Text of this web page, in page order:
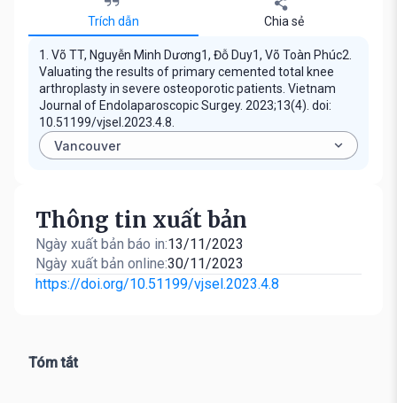
Trích dẫn Chia sẻ
1. Võ TT, Nguyễn Minh Dương1, Đỗ Duy1, Võ Toàn Phúc2.
Valuating the results of primary cemented total knee
arthroplasty in severe osteoporotic patients. Vietnam
Journal of Endolaparoscopic Surgey. 2023;13(4). doi:
10.51199/vjsel.2023.4.8.
Thông tin xuất bản
Ngày xuất bản báo in:13/11/2023
Ngày xuất bản online:30/11/2023
https://doi.org/10.51199/vjsel.2023.4.8
Tóm tắt